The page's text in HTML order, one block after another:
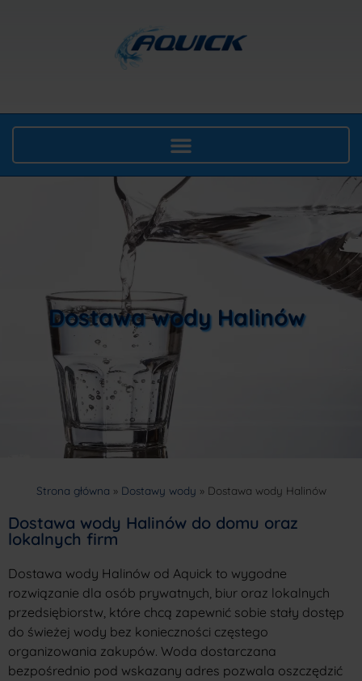
Dostawa wody Halinów
Strona główna » Dostawy wody » Dostawa wody Halinów
Dostawa wody Halinów do domu oraz
lokalnych firm
Dostawa wody Halinów od Aquick to wygodne
rozwiązanie dla osób prywatnych, biur oraz lokalnych
przedsiębiorstw, które chcą zapewnić sobie stały dostęp
do świeżej wody bez konieczności częstego
organizowania zakupów. Woda dostarczana
bezpośrednio pod wskazany adres pozwala oszczędzić